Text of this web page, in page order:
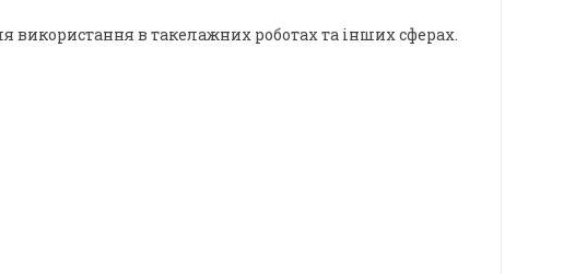
використання в такелажних роботах та інших сферах.